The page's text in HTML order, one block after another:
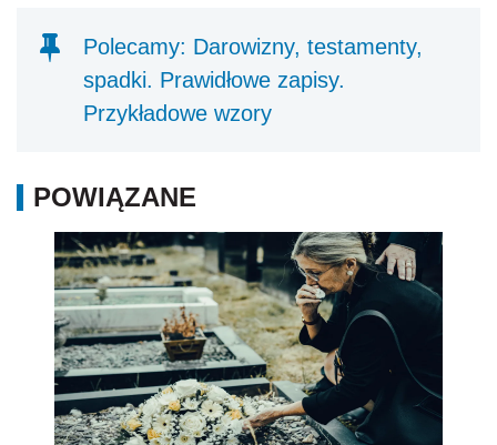
Polecamy: Darowizny, testamenty,
spadki. Prawidłowe zapisy.
Przykładowe wzory
POWIĄZANE